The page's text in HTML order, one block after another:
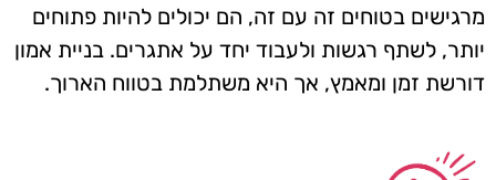
מרגישים בטוחים זה עם זה, הם יכולים להיות פתוחים
יותר, לשתף רגשות ולעבוד יחד על אתגרים. בניית אמון
דורשת זמן ומאמץ, אך היא משתלמת בטווח הארוך.